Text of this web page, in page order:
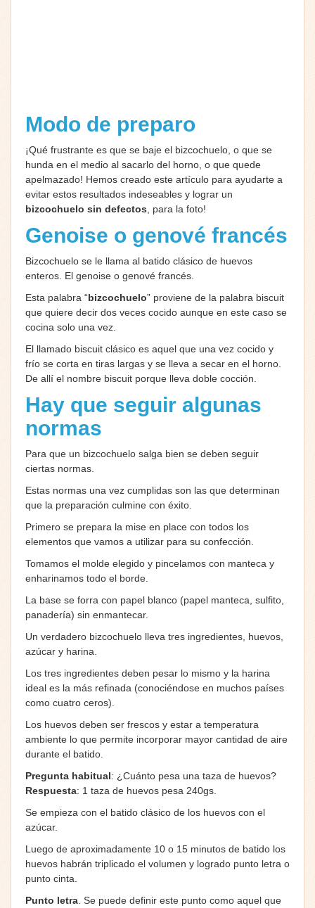
Modo de preparo
¡Qué frustrante es que se baje el bizcochuelo, o que se
hunda en el medio al sacarlo del horno, o que quede
apelmazado! Hemos creado este artículo para ayudarte a
evitar estos resultados indeseables y lograr un
bizcochuelo sin defectos , para la foto!
Genoise o genové francés
Bizcochuelo se le llama al batido clásico de huevos
enteros. El genoise o genové francés.
Esta palabra “bizcochuelo” proviene de la palabra biscuit
que quiere decir dos veces cocido aunque en este caso se
cocina solo una vez.
El llamado biscuit clásico es aquel que una vez cocido y
frío se corta en tiras largas y se lleva a secar en el horno.
De allí el nombre biscuit porque lleva doble cocción.
Hay que seguir algunas
normas
Para que un bizcochuelo salga bien se deben seguir
ciertas normas.
Estas normas una vez cumplidas son las que determinan
que la preparación culmine con éxito.
Primero se prepara la mise en place con todos los
elementos que vamos a utilizar para su confección.
Tomamos el molde elegido y pincelamos con manteca y
enharinamos todo el borde.
La base se forra con papel blanco (papel manteca, sulfito,
panadería) sin enmantecar.
Un verdadero bizcochuelo lleva tres ingredientes, huevos,
azúcar y harina.
Los tres ingredientes deben pesar lo mismo y la harina
ideal es la más refinada (conociéndose en muchos países
como cuatro ceros).
Los huevos deben ser frescos y estar a temperatura
ambiente lo que permite incorporar mayor cantidad de aire
durante el batido.
Pregunta habitual: ¿Cuánto pesa una taza de huevos?
Respuesta: 1 taza de huevos pesa 240gs.
Se empieza con el batido clásico de los huevos con el
azúcar.
Luego de aproximadamente 10 o 15 minutos de batido los
huevos habrán triplicado el volumen y logrado punto letra o
punto cinta.
Punto letra . Se puede definir este punto como aquel que